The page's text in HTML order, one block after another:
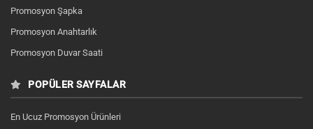
Promosyon Şapka
Promosyon Anahtarlık
Promosyon Duvar Saati
POPÜLER SAYFALAR
En Ucuz Promosyon Ürünleri